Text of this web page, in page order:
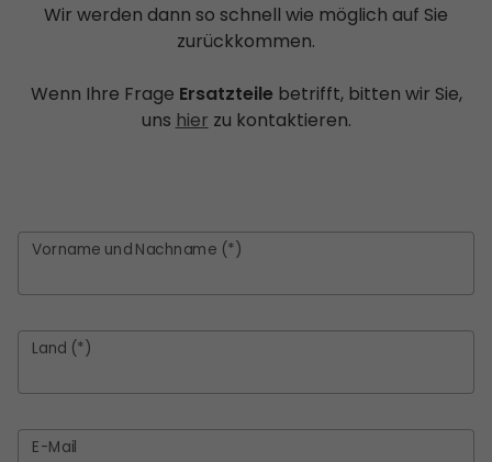
Wir werden dann so schnell wie möglich auf Sie
zurückkommen.
Wenn Ihre Frage Ersatzteile betrifft, bitten wir Sie,
unshierzu kontaktieren.
Vorname und Nachname (*)
Land (*)
E-Mail